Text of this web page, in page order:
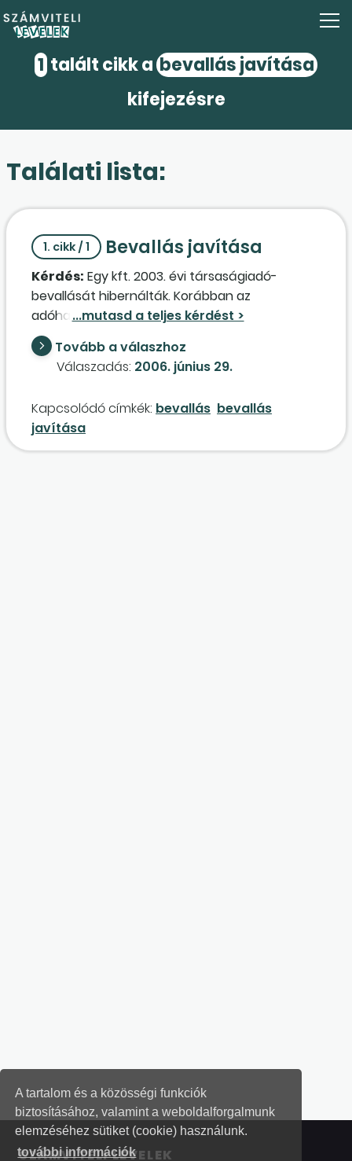
A tartalom és a közösségi funkciók
biztosításához, valamint a weboldalforgalmunk
elemzéséhez sütiket (cookie) használunk.
további információk
1 talált cikk a bevallás javítása
kifejezésre
Találati lista:
1. cikk / 1 Bevallás javítása
Kérdés: Egy kft. 2003. évi társaságiadó-
bevallását hibernálták. Korábban az
adóhatóság többször is levélben felszólította
az ügyfelet, hogy tartalmi hiba miatt fáradjon
be kijavítani, de a cég ezt nem tette meg.
Kérdésem, hogy ezt a 31-es bevallással tudja-e
Tovább a válaszhoz
Válaszadás: 2006. június 29.
Kapcsolódó címkék: bevallás bevallás
javítása
SZÁMVITELI LEVELEK